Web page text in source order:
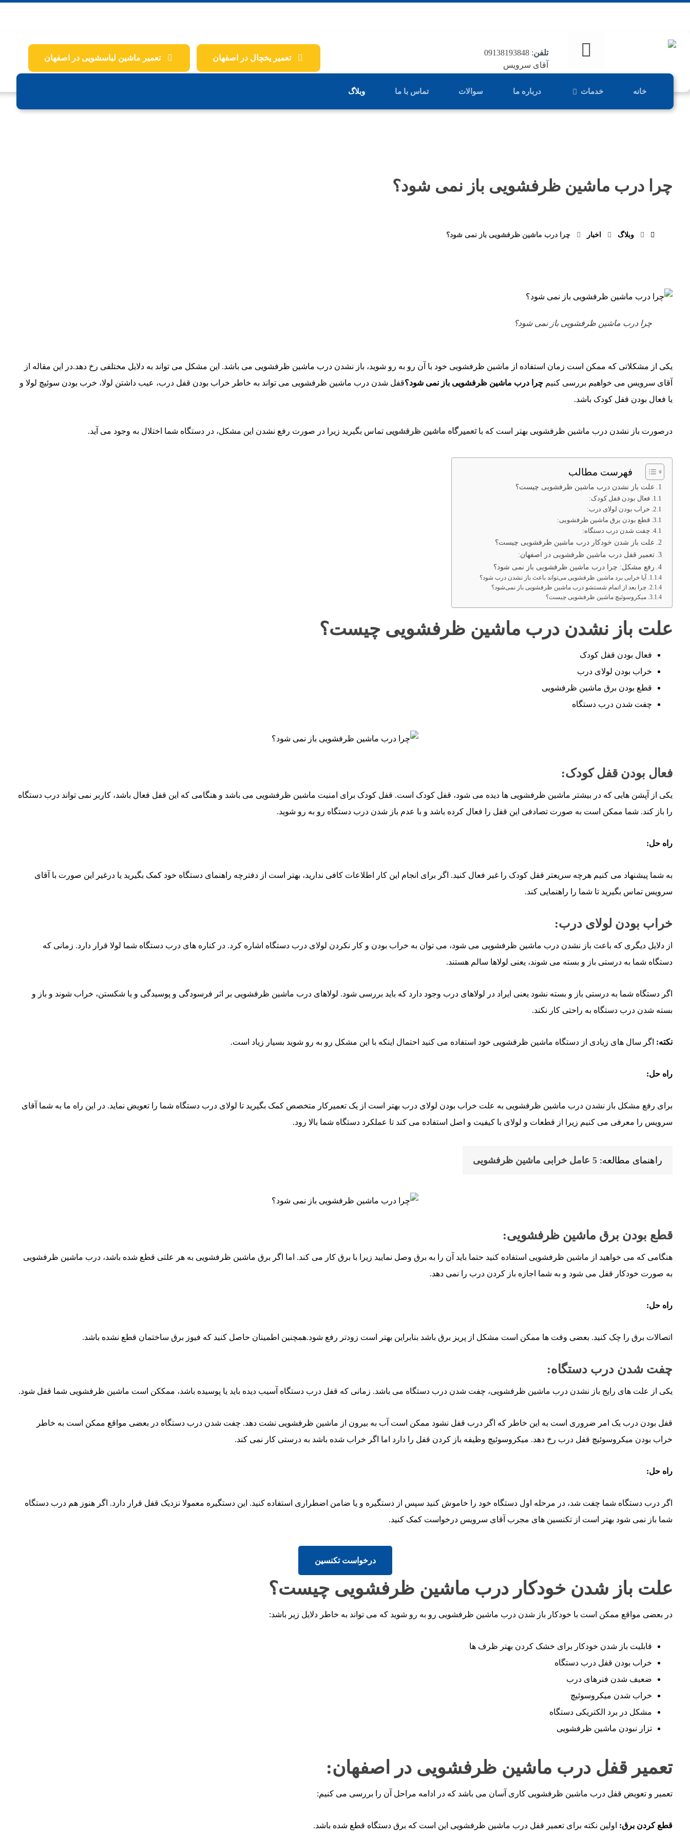
تلفن: 09138193848
آقای سرویس
تعمیر ماشین لباسشویی در اصفهان تعمیر یخچال در اصفهان
خانه خدمات درباره ما سوالات تماس با ما وبلاگ
چرا درب ماشین ظرفشویی باز نمی شود؟
وبلاگ اخبار چرا درب ماشین ظرفشویی باز نمی شود؟
چرا درب ماشین ظرفشویی باز نمی شود؟
یکی از مشکلاتی که ممکن است زمان استفاده از ماشین ظرفشویی خود با آن رو به رو شوید، باز نشدن درب ماشین ظرفشویی می باشد. این مشکل می تواند به دلایل مختلفی رخ دهد.در این مقاله از
آقای سرویس می خواهیم بررسی کنیم چرا درب ماشین ظرفشویی باز نمی شود؟قفل شدن درب ماشین ظرفشویی می تواند به خاطر خراب بودن قفل درب، عیب داشتن لولا، خرب بودن سوئیچ لولا و
یا فعال بودن قفل کودک باشد.
درصورت باز نشدن درب ماشین ظرفشویی بهتر است که باتعمیرگاه ماشین ظرفشویی تماس بگیرید زیرا در صورت رفع نشدن این مشکل، در دستگاه شما اختلال به وجود می آید.
فهرست مطالب
علت باز نشدن درب ماشین ظرفشویی چیست؟
فعال بودن قفل کودک:
خراب بودن لولای درب:
قطع بودن برق ماشین ظرفشویی:
چفت شدن درب دستگاه:
علت باز شدن خودکار درب ماشین ظرفشویی چیست؟
تعمیر قفل درب ماشین ظرفشویی در اصفهان:
رفع مشکل: چرا درب ماشین ظرفشویی باز نمی شود؟
آیا خرابی برد ماشین ظرفشویی می‌تواند باعث باز نشدن درب شود؟
چرا بعد از اتمام شستشو درب ماشین ظرفشویی باز نمی‌شود؟
میکروسوئیچ ماشین ظرفشویی چیست؟
علت باز نشدن درب ماشین ظرفشویی چیست؟
فعال بودن قفل کودک
خراب بودن لولای درب
قطع بودن برق ماشین ظرفشویی
چفت شدن درب دستگاه
فعال بودن قفل کودک:
یکی از آپشن هایی که در بیشتر ماشین ظرفشویی ها دیده می شود، قفل کودک است. قفل کودک برای امنیت ماشین ظرفشویی می باشد و هنگامی که این قفل فعال باشد، کاربر نمی تواند درب دستگاه
را باز کند. شما ممکن است به صورت تصادفی این قفل را فعال کرده باشد و با عدم باز شدن درب دستگاه رو به رو شوید.
راه حل:
به شما پیشنهاد می کنیم هرچه سریعتر قفل کودک را غیر فعال کنید. اگر برای انجام این کار اطلاعات کافی ندارید، بهتر است از دفترچه راهنمای دستگاه خود کمک بگیرید یا درغیر این صورت با آقای
سرویس تماس بگیرید تا شما را راهنمایی کند.
خراب بودن لولای درب:
از دلایل دیگری که باعث باز نشدن درب ماشین ظرفشویی می شود، می توان به خراب بودن و کار نکردن لولای درب دستگاه اشاره کرد. در کناره های درب دستگاه شما لولا قرار دارد. زمانی که
دستگاه شما به درستی باز و بسته می شوند، یعنی لولاها سالم هستند.
اگر دستگاه شما به درستی باز و بسته نشود یعنی ایراد در لولاهای درب وجود دارد که باید بررسی شود. لولاهای درب ماشین ظرفشویی بر اثر فرسودگی و پوسیدگی و یا شکستن، خراب شوند و باز و
بسته شدن درب دستگاه به راحتی کار نکند.
نکته: اگر سال های زیادی از دستگاه ماشین ظرفشویی خود استفاده می کنید احتمال اینکه با این مشکل رو به رو شوید بسیار زیاد است.
راه حل:
برای رفع مشکل باز نشدن درب ماشین ظرفشویی به علت خراب بودن لولای درب بهتر است از یک تعمیرکار متخصص کمک بگیرید تا لولای درب دستگاه شما را تعویض نماید. در این راه ما به شما آقای
سرویس را معرفی می کنیم زیرا از قطعات و لولای با کیفیت و اصل استفاده می کند تا عملکرد دستگاه شما بالا رود.
راهنمای مطالعه: 5 عامل خرابی ماشین ظرفشویی
قطع بودن برق ماشین ظرفشویی:
هنگامی که می خواهید از ماشین ظرفشویی استفاده کنید حتما باید آن را به برق وصل نمایید زیرا با برق کار می کند. اما اگر برق ماشین ظرفشویی به هر علتی قطع شده باشد، درب ماشین ظرفشویی
به صورت خودکار قفل می شود و به شما اجازه باز کردن درب را نمی دهد.
راه حل:
اتصالات برق را چک کنید. بعضی وقت ها ممکن است مشکل از پریز برق باشد بنابراین بهتر است زودتر رفع شود.همچنین اطمینان حاصل کنید که فیوز برق ساختمان قطع نشده باشد.
چفت شدن درب دستگاه:
یکی از علت های رایج باز نشدن درب ماشین ظرفشویی، چفت شدن درب دستگاه می باشد. زمانی که قفل درب دستگاه آسیب دیده باید یا پوسیده باشد، ممککن است ماشین ظرفشویی شما قفل شود.
قفل بودن درب یک امر ضروری است به این خاطر که اگر درب قفل نشود ممکن است آب به بیرون از ماشین ظرفشویی نشت دهد. چفت شدن درب دستگاه در بعضی مواقع ممکن است به خاطر
خراب بودن میکروسوئیچ قفل درب رخ دهد. میکروسوئیچ وظیفه باز کردن قفل را دارد اما اگر خراب شده باشد به درستی کار نمی کند.
راه حل:
اگر درب دستگاه شما چفت شد، در مرحله اول دستگاه خود را خاموش کنید سپس از دستگیره و یا ضامن اضطراری استفاده کنید. این دستگیره معمولا نزدیک قفل قرار دارد. اگر هنوز هم درب دستگاه
شما باز نمی شود بهتر است از تکنسین های مجرب آقای سرویس درخواست کمک کنید.
درخواست تکنسین
علت باز شدن خودکار درب ماشین ظرفشویی چیست؟
در بعضی مواقع ممکن است با خودکار باز شدن درب ماشین ظرفشویی رو به رو شوید که می تواند به خاطر دلایل زیر باشد:
قابلیت باز شدن خودکار برای خشک کردن بهتر ظرف ها
خراب بودن قفل درب دستگاه
ضعیف شدن فنرهای درب
خراب شدن میکروسوئیچ
مشکل در برد الکتریکی دستگاه
تزار نبودن ماشین ظرفشویی
تعمیر قفل درب ماشین ظرفشویی در اصفهان:
تعمیر و تعویض قفل درب ماشین ظرفشویی کاری آسان می باشد که در ادامه مراحل آن را بررسی می کنیم:
قطع کردن برق: اولین نکته برای تعمیر قفل درب ماشین ظرفشویی این است که برق دستگاه قطع شده باشد.